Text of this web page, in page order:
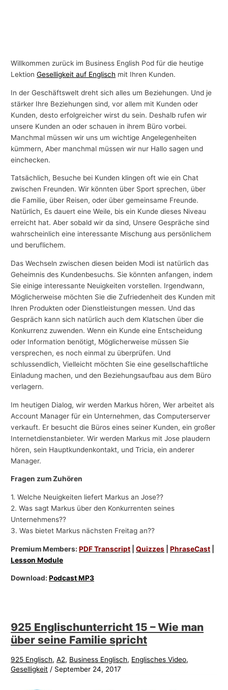
Willkommen zurück im Business English Pod für die heutige
LektionGeselligkeit auf Englisch mit Ihren Kunden.
In der Geschäftswelt dreht sich alles um Beziehungen. Und je
stärker Ihre Beziehungen sind, vor allem mit Kunden oder
Kunden, desto erfolgreicher wirst du sein. Deshalb rufen wir
unsere Kunden an oder schauen in ihrem Büro vorbei.
Manchmal müssen wir uns um wichtige Angelegenheiten
kümmern, Aber manchmal müssen wir nur Hallo sagen und
einchecken.
Tatsächlich, Besuche bei Kunden klingen oft wie ein Chat
zwischen Freunden. Wir könnten über Sport sprechen, über
die Familie, über Reisen, oder über gemeinsame Freunde.
Natürlich, Es dauert eine Weile, bis ein Kunde dieses Niveau
erreicht hat. Aber sobald wir da sind, Unsere Gespräche sind
wahrscheinlich eine interessante Mischung aus persönlichem
und beruflichem.
Das Wechseln zwischen diesen beiden Modi ist natürlich das
Geheimnis des Kundenbesuchs. Sie könnten anfangen, indem
Sie einige interessante Neuigkeiten vorstellen. Irgendwann,
Möglicherweise möchten Sie die Zufriedenheit des Kunden mit
Ihren Produkten oder Dienstleistungen messen. Und das
Gespräch kann sich natürlich auch dem Klatschen über die
Konkurrenz zuwenden. Wenn ein Kunde eine Entscheidung
oder Information benötigt, Möglicherweise müssen Sie
versprechen, es noch einmal zu überprüfen. Und
schlussendlich, Vielleicht möchten Sie eine gesellschaftliche
Einladung machen, und den Beziehungsaufbau aus dem Büro
verlagern.
Im heutigen Dialog, wir werden Markus hören, Wer arbeitet als
Account Manager für ein Unternehmen, das Computerserver
verkauft. Er besucht die Büros eines seiner Kunden, ein großer
Internetdienstanbieter. Wir werden Markus mit Jose plaudern
hören, sein Hauptkundenkontakt, und Tricia, ein anderer
Manager.
Fragen zum Zuhören
1. Welche Neuigkeiten liefert Markus an Jose??
2. Was sagt Markus über den Konkurrenten seines
Unternehmens??
3. Was bietet Markus nächsten Freitag an??
Premium Members:PDF Transcript |Quizzes |PhraseCast
Lesson Module
Download:Podcast MP3
925 Englischunterricht 15 – Wie man
über seine Familie spricht
925 Englisch,A2, Business Englisch, Englisches Video,
Geselligkeit / September 24, 2017